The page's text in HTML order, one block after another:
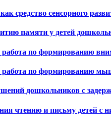
средство сенсорного
памяти у детей
работа по формированию
работа по формированию
дошкольников с
чтению и письму детей с